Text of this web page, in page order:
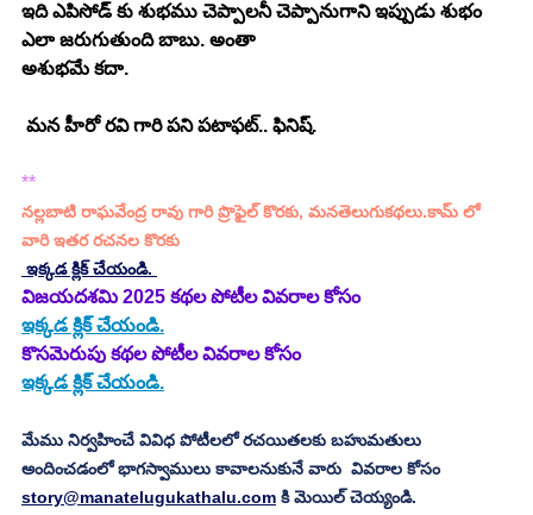
ఇది ఎపిసోడ్ కు శుభము చెప్పాలనీ చెప్పానుగాని ఇప్పుడు శుభం
ఎలా జరుగుతుంది బాబు. అంతా
అశుభమే కదా.
మన హీరో రవి గారి పని పటాఫట్.. ఫినిష్.
**
నల్లబాటి రాఘవేంద్ర రావు గారి ప్రొఫైల్ కొరకు, మనతెలుగుకథలు.కామ్ లో
వారి ఇతర రచనల కొరకు
ఇక్కడ క్లిక్ చేయండి.
విజయదశమి 2025 కథల పోటీల వివరాల కోసం
ఇక్కడ క్లిక్ చేయండి.
కొసమెరుపు కథల పోటీల వివరాల కోసం
ఇక్కడ క్లిక్ చేయండి.
మేము నిర్వహించే వివిధ పోటీలలో రచయితలకు బహుమతులు
అందించడంలో భాగస్వాములు కావాలనుకునే వారు  వివరాల కోసం
story@manatelugukathalu.com కి మెయిల్ చెయ్యండి.